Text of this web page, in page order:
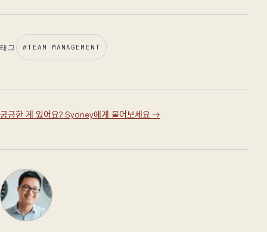
태그 #TEAM MANAGEMENT
궁금한 게 있어요? Sydney에게 물어보세요 →